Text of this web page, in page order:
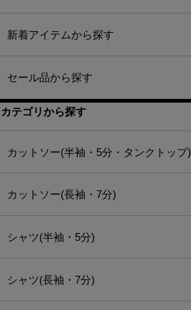
新着アイテムから探す
セール品から探す
カテゴリから探す
カットソー(半袖・5分・タンクトップ)
カットソー(長袖・7分)
シャツ(半袖・5分)
シャツ(長袖・7分)